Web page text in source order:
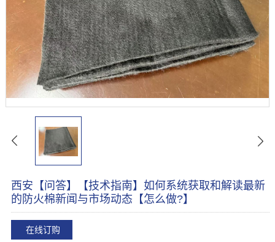
西安【问答】【技术指南】如何系统获取和解读最新
的防火棉新闻与市场动态【怎么做?】
在线订购